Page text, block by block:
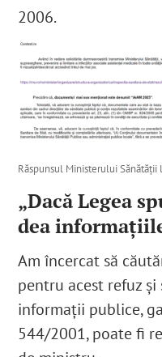
2006.
Răspunsul Ministerului
„Dacă Legea
dea
Am încercat să
pentru acest refuz
informații publice,
544/2001, poate fi